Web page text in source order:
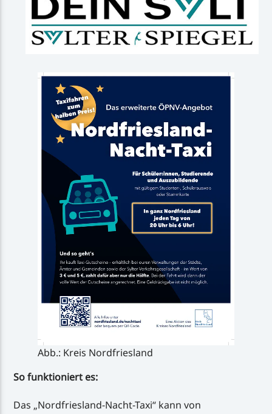
Abb.: Kreis Nordfriesland
So funktioniert es:
Das „Nordfriesland-Nacht-Taxi“ kann von